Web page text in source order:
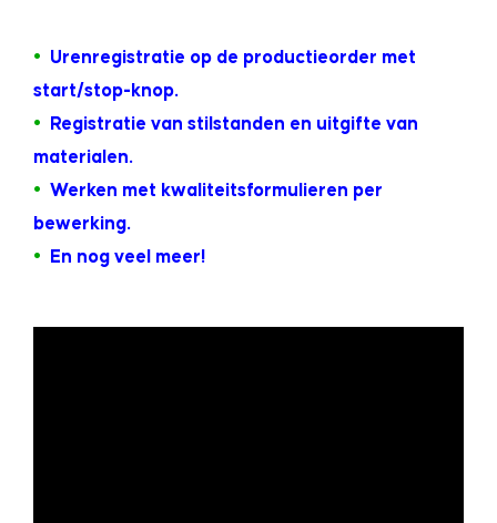
• Urenregistratie op de productieorder met
start/stop-knop.
• Registratie van stilstanden en uitgifte van
materialen.
• Werken met kwaliteitsformulieren per
bewerking.
•
En nog veel meer!